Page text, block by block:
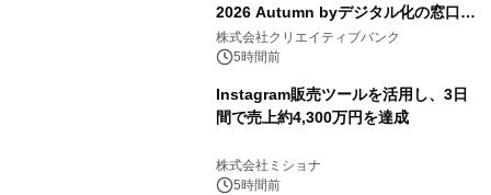
2026 Autumn byデジタル化の窓口」
開催
株式会社クリエイティブバンク
5時間前
Instagram販売ツールを活用し、3日
間で売上約4,300万円を達成
株式会社ミショナ
5時間前